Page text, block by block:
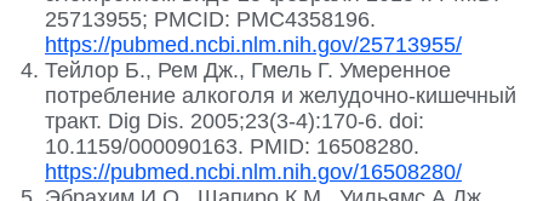
25713955; PMCID: PMC4358196.
https://pubmed.ncbi.nlm.nih.gov/25713955/
Тейлор Б., Рем Дж., Гмель Г. Умеренное
потребление алкоголя и желудочно-кишечный
тракт. Dig Dis. 2005;23(3-4):170-6. doi:
10.1159/000090163. PMID: 16508280.
https://pubmed.ncbi.nlm.nih.gov/16508280/